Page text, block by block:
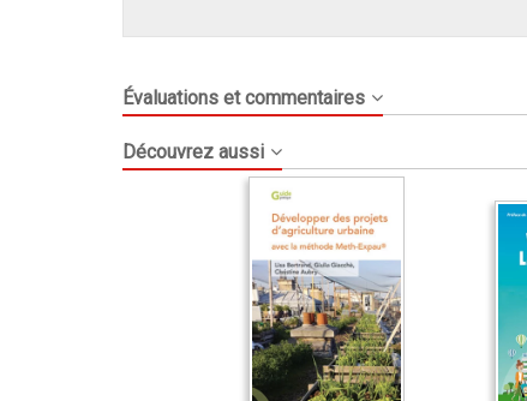
Évaluations et commentaires
Découvrez aussi